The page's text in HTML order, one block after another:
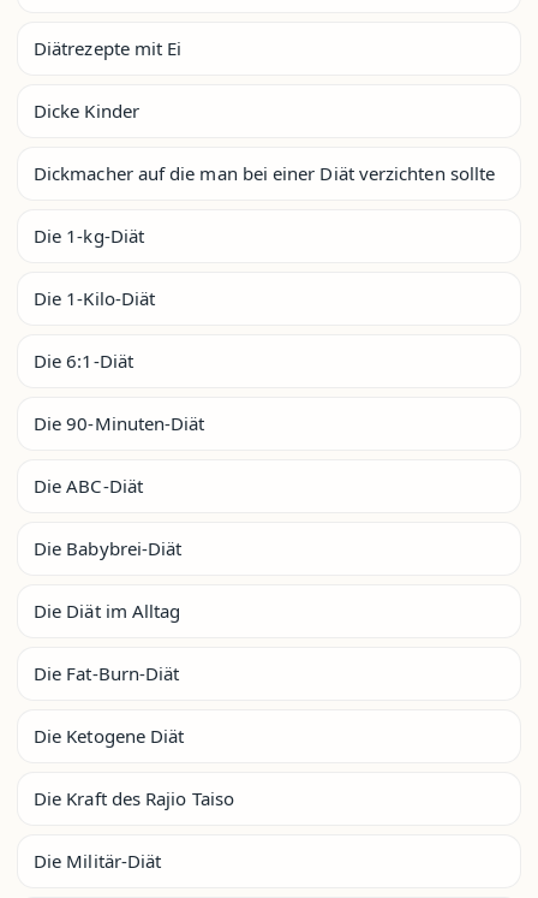
Diätrezepte mit Ei
Dicke Kinder
Dickmacher auf die man bei einer Diät verzichten sollte
Die 1-kg-Diät
Die 1-Kilo-Diät
Die 6:1-Diät
Die 90-Minuten-Diät
Die ABC-Diät
Die Babybrei-Diät
Die Diät im Alltag
Die Fat-Burn-Diät
Die Ketogene Diät
Die Kraft des Rajio Taiso
Die Militär-Diät